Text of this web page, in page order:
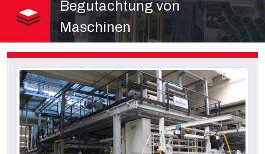
Begutachtung von
Maschinen